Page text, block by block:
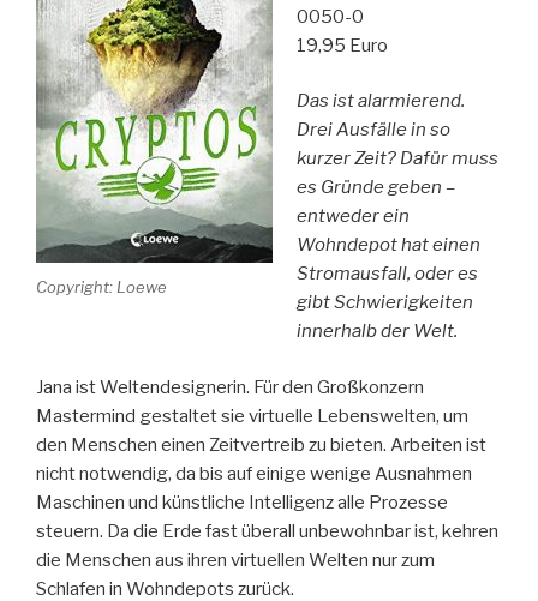
Copyright: Loewe
0050-0
19,95 Euro
Das ist alarmierend.
Drei Ausfälle in so
kurzer Zeit? Dafür muss
es Gründe geben –
entweder ein
Wohndepot hat einen
Stromausfall, oder es
gibt Schwierigkeiten
innerhalb der Welt.
Jana ist Weltendesignerin. Für den Großkonzern
Mastermind gestaltet sie virtuelle Lebenswelten, um
den Menschen einen Zeitvertreib zu bieten. Arbeiten ist
nicht notwendig, da bis auf einige wenige Ausnahmen
Maschinen und künstliche Intelligenz alle Prozesse
steuern. Da die Erde fast überall unbewohnbar ist, kehren
die Menschen aus ihren virtuellen Welten nur zum
Schlafen in Wohndepots zurück.